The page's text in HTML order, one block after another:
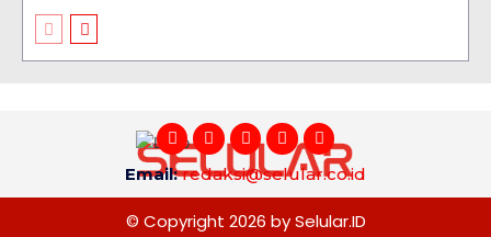
Email:redaksi@selular.co.id
© Copyright 2026 by Selular.ID